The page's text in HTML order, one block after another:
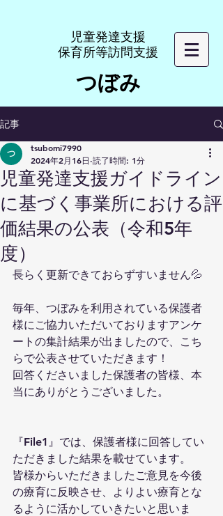
​児童発達支援
​保育所等訪問支援
つぼみ
記事
児童発達支援ガイドライン
に基づく事業所における評
価結果の公表（令和5年
度）
tsubomi7990
2024年2月16日 読了時間: 1分
長らく更新できておらずすいません💦
毎年、つぼみを利用されている保護者
様にご協力いただいておりますアンケ
ートの集計結果が出ましたので、こち
らで公表させていただきます！
回答くださいました保護者の皆様、本
当にありがとうございました。
『File1』では、保護者様に回答してい
ただきました結果を載せています。
皆様からいただきましたご意見を今後
の療育に反映させ、よりよい療育とな
るように活かしていきたいと思いま